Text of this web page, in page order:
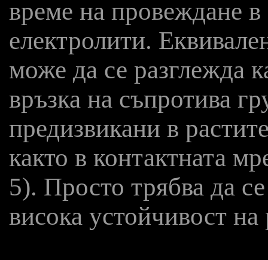
време на провеждане в
електролити.
може да се разглежда
връзка на съпротива
предизвикани в
както в контактната
5). Просто трябва да
висока устойчивост